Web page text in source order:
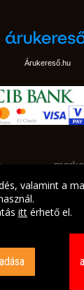
Árukereső.hu
valamint a
itt érhető el.